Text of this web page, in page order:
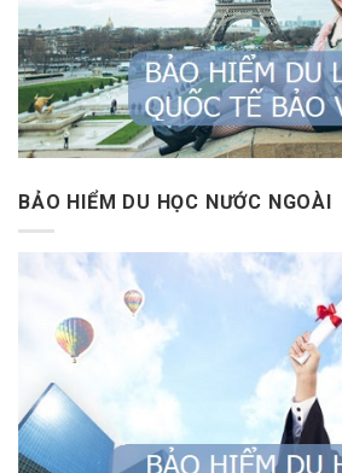
BẢO HIỂM DU HỌC NƯỚC NGOÀI